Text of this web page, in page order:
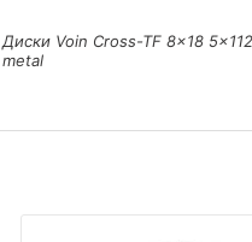
Диски Voin Cross-TF 8x18
metal